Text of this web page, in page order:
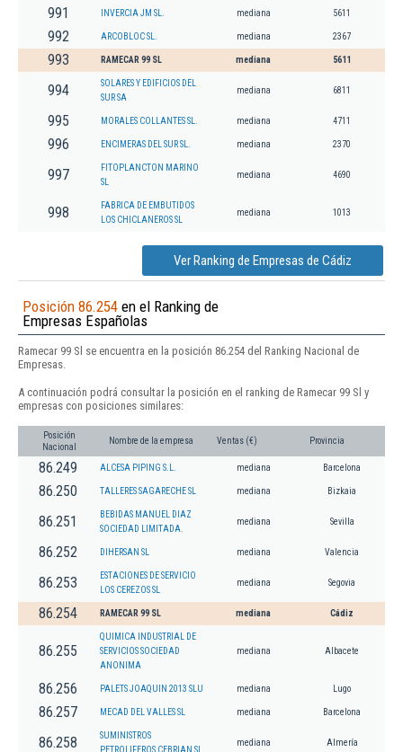
991 INVERCIA JM SL. mediana 5611
992 ARCOBLOC SL. mediana 2367
993 RAMECAR 99 SL mediana 5611
994
SOLARES Y EDIFICIOS DEL
SUR SA
mediana 6811
995 MORALES COLLANTES SL. mediana 4711
996 ENCIMERAS DEL SUR SL. mediana 2370
997
FITOPLANCTON MARINO
SL
mediana 4690
998
FABRICA DE EMBUTIDOS
LOS CHICLANEROS SL
mediana 1013
Ver Ranking de Empresas de Cádiz
Posición 86.254 en el Ranking de
Empresas Españolas
Ramecar 99 Sl se encuentra en la posición 86.254 del Ranking Nacional de
Empresas.
A continuación podrá consultar la posición en el ranking de Ramecar 99 Sl y
empresas con posiciones similares:
Posición
Nacional
Nombre de la empresa Ventas (€) Provincia
86.249 ALCESA PIPING S.L. mediana Barcelona
86.250 TALLERES SAGARECHE SL mediana Bizkaia
86.251
BEBIDAS MANUEL DIAZ
SOCIEDAD LIMITADA.
mediana Sevilla
86.252 DIHERSAN SL mediana Valencia
86.253
ESTACIONES DE SERVICIO
LOS CEREZOS SL
mediana Segovia
86.254 RAMECAR 99 SL mediana Cádiz
86.255
QUIMICA INDUSTRIAL DE
SERVICIOS SOCIEDAD
ANONIMA
mediana Albacete
86.256 PALETS JOAQUIN 2013 SLU mediana Lugo
86.257 MECAD DEL VALLES SL mediana Barcelona
86.258
SUMINISTROS
PETROLIFEROS CEBRIAN SL
mediana Almería